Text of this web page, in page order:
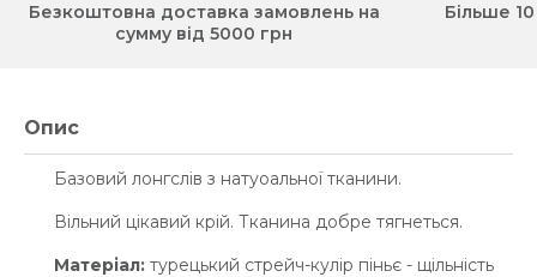
Безкоштовна доставка замовлень на
сумму від 5000 грн
Більше
Опис
Базовий лонгслів з натуоальної тканини.
Вільний цікавий крій. Тканина добре тягнеться.
Матеріал: турецький стрейч-кулір піньє - щільність